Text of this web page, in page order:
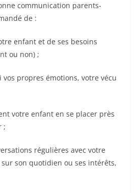
communication parents-
de :
enfant et de ses besoins
ou non) ;
vos propres émotions, votre vécu
votre enfant en se placer près
;
régulières avec votre
son quotidien ou ses intérêts,